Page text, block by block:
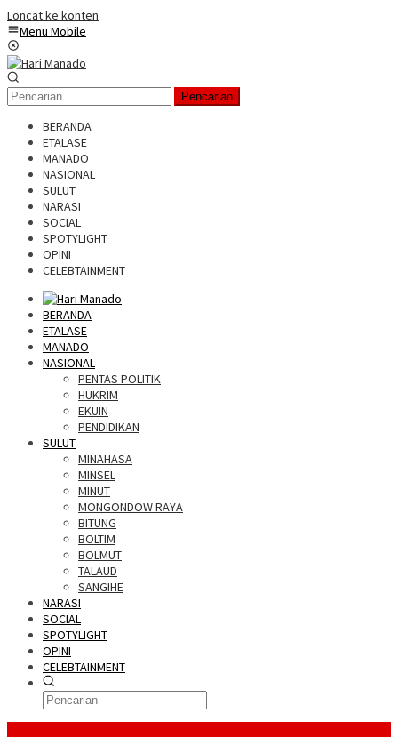
Loncat ke konten
Menu Mobile
Pencarian
BERANDA
ETALASE
MANADO
NASIONAL
SULUT
NARASI
SOCIAL
SPOTYLIGHT
OPINI
CELEBTAINMENT
BERANDA
ETALASE
MANADO
NASIONAL
PENTAS POLITIK
HUKRIM
EKUIN
PENDIDIKAN
SULUT
MINAHASA
MINSEL
MINUT
MONGONDOW RAYA
BITUNG
BOLTIM
BOLMUT
TALAUD
SANGIHE
NARASI
SOCIAL
SPOTYLIGHT
OPINI
CELEBTAINMENT